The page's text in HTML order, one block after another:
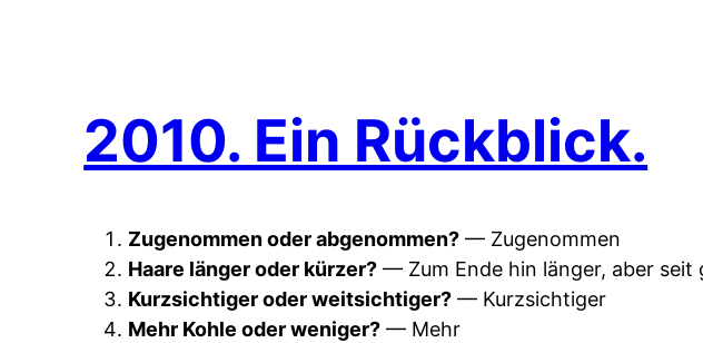
2010. Ein Rückblick.
Zugenommen oder abgenommen? — Zugenommen
Haare länger oder kürzer? — Zum Ende hin länger, aber seit
Kurzsichtiger oder weitsichtiger? — Kurzsichtiger
Mehr Kohle oder weniger? — Mehr